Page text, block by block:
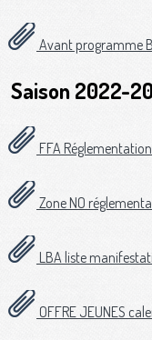
Avant programme
Saison 2022-
FFA
Zone NO
LBA liste
OFFRE JEUNES